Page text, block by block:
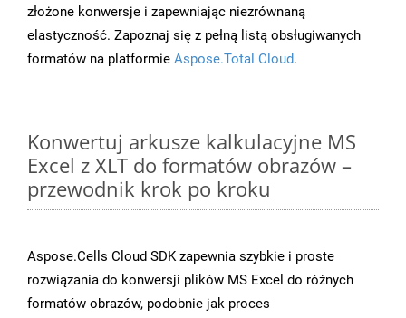
złożone konwersje i zapewniając niezrównaną
elastyczność. Zapoznaj się z pełną listą obsługiwanych
formatów na platformie Aspose.Total Cloud.
Konwertuj arkusze kalkulacyjne MS
Excel z XLT do formatów obrazów –
przewodnik krok po kroku
Aspose.Cells Cloud SDK zapewnia szybkie i proste
rozwiązania do konwersji plików MS Excel do różnych
formatów obrazów, podobnie jak proces